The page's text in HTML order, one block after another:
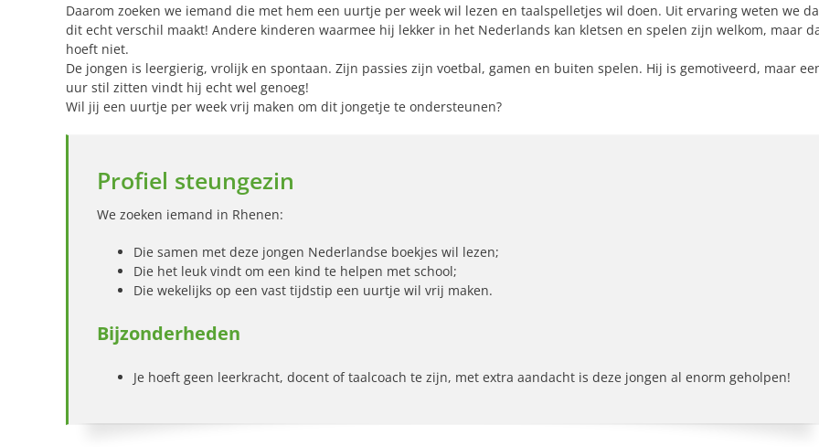
Daarom zoeken we iemand die met hem een uurtje per week wil lezen en taalspelletjes wil doen. Uit ervaring weten we
dit echt verschil maakt! Andere kinderen waarmee hij lekker in het Nederlands kan kletsen en spelen zijn welkom, maar
hoeft niet.
De jongen is leergierig, vrolijk en spontaan. Zijn passies zijn voetbal, gamen en buiten spelen. Hij is gemotiveerd, maar
uur stil zitten vindt hij echt wel genoeg!
Wil jij een uurtje per week vrij maken om dit jongetje te ondersteunen?
Profiel steungezin
We zoeken iemand in Rhenen:
Die samen met deze jongen Nederlandse boekjes wil lezen;
Die het leuk vindt om een kind te helpen met school;
Die wekelijks op een vast tijdstip een uurtje wil vrij maken.
Bijzonderheden
Je hoeft geen leerkracht, docent of taalcoach te zijn, met extra aandacht is deze jongen al enorm geholpen!